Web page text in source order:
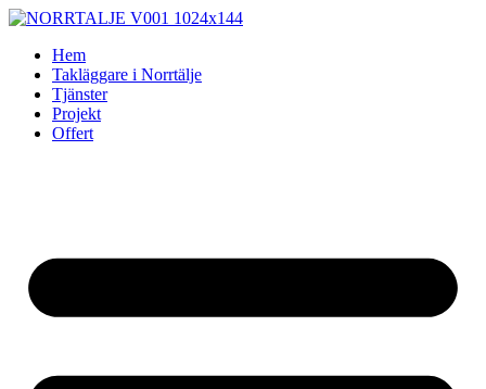
Skip
contentHem
Takläggare i Norrtälje
Tjänster
Projekt
Offert